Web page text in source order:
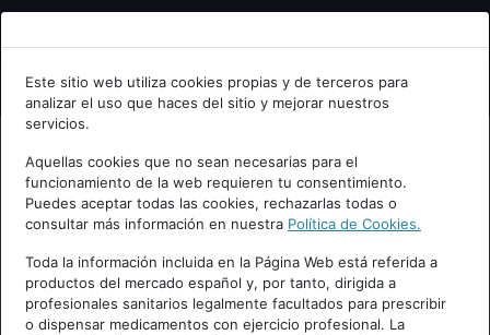
Bienvenid@ a psiquiatria.com
Escribe tu Email
Accede o regístrate con tu email.
Cancelar
Este sitio web utiliza cookies propias y de terceros para
analizar el uso que haces del sitio y mejorar nuestros
servicios.
Aquellas cookies que no sean necesarias para el
funcionamiento de la web requieren tu consentimiento.
Puedes aceptar todas las cookies, rechazarlas todas o
consultar más información en nuestra Política de Cookies.
Toda la información incluida en la Página Web está referida a
productos del mercado español y, por tanto, dirigida a
profesionales sanitarios legalmente facultados para prescribir
o dispensar medicamentos con ejercicio profesional. La